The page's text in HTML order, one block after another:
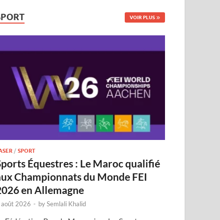
VOIR PLUS
/SPORT
Équestres : Le Maroc qualifié
Championnats du Monde FEI
en Allemagne
2026 - bySemlali Khalid